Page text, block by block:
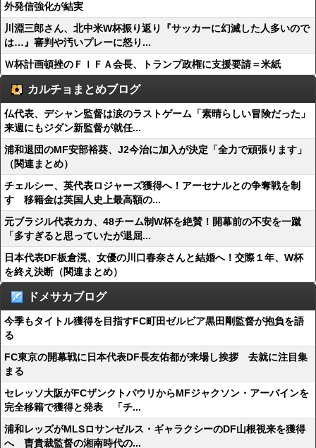
外発信強化が結実
川淵三郎さん、北中米W杯振り返り『サッカーに幻滅した人多いので
は…』審判や汚いプレーに怒り...
Ｗ杯計画頓挫のＦＩＦＡ会長、トランプ政権に支援要請＝米紙
カルチョまとめブログ
仏代表、デシャン監督は涙のラストゲーム「素晴らしい冒険だった」
来週にもジダン新監督が就任...
浦和退団のMF安部裕葵、J2今治に加入が決定「全力で頑張ります」
（関連まとめ）
チェルシー、英代表ロジャーズ獲得へ！アーセナルとの争奪戦を制
す 移籍金は英国人史上最高額の...
元ブラジル代表カカ、48チーム制W杯を絶賛！開幕前の不安を一蹴
「多すぎると思っていたが退屈...
日本代表DF板倉滉、女優の川口春奈さんと結婚へ！交際１年、W杯
を終え決断（関連まとめ）
ドメサカブログ
今季もタイトル獲得を目指すFC町田ゼルビア黒田剛監督が抱負を語
る
FC東京の開幕戦に日本代表DF長友佑都が来場し挨拶 去就に注目集
まる
セレッソ大阪がFCザンクトパウリからMFジャクソン・アーバインを
完全移籍で獲得と発表 「チ...
浦和レッズがMLSロサンゼルス・ギャラクシーのDF山根視来を獲得
へ 曺貴裁監督の湘南時代の...